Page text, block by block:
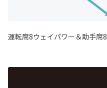
運転席8ウェイパワー＆助手席